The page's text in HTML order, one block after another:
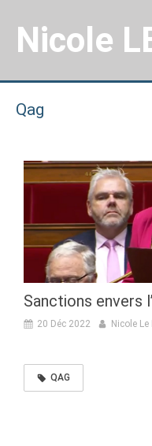
Nicole
Qag
Sanctions envers
20 Déc 2022 Nicole Le
QAG